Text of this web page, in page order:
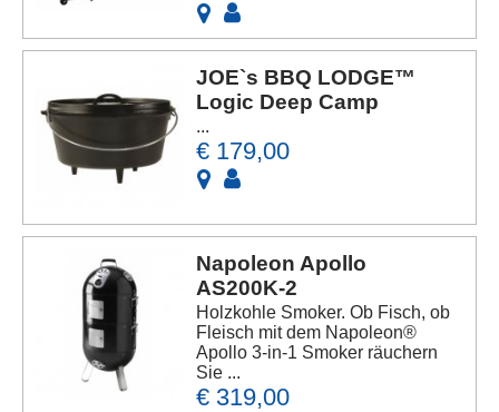
JOE`s BBQ LODGE™
Logic Deep Camp
...
€ 179,00
Napoleon Apollo
AS200K-2
Holzkohle Smoker. Ob Fisch, ob
Fleisch mit dem Napoleon®
Apollo 3-in-1 Smoker räuchern
Sie ...
€ 319,00